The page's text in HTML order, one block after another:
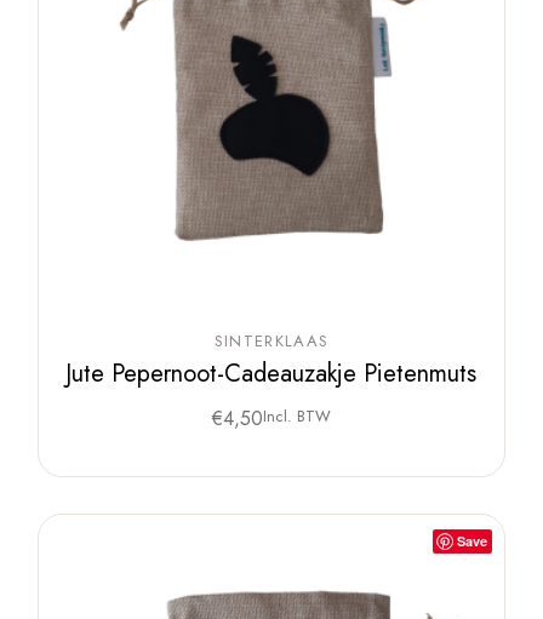
SINTERKLAAS
Jute Pepernoot-Cadeauzakje Pietenmuts
€4,50Incl. BTW
Save